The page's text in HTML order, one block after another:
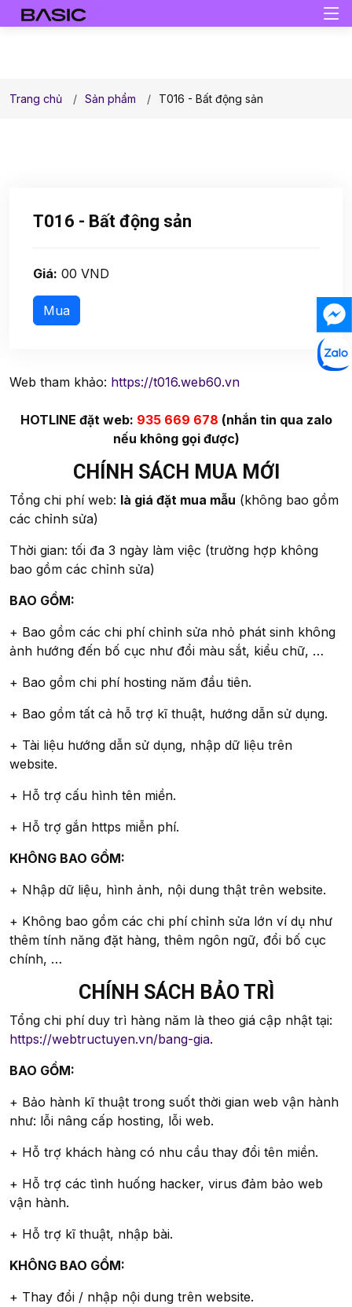
Trang chủ Sản phẩm T016 - Bất động sản
T016 - Bất động sản
Giá: 00 VND
Web tham khảo: https://t016.web60.vn
HOTLINE đặt web: 935 669 678 (nhắn tin qua zalo
nếu không gọi được)
CHÍNH SÁCH MUA MỚI
Tổng chi phí web: là giá đặt mua mẫu (không bao gồm
các chỉnh sửa)
Thời gian: tối đa 3 ngày làm việc (trường hợp không
bao gồm các chỉnh sửa)
BAO GỒM:
+ Bao gồm các chi phí chỉnh sửa nhỏ phát sinh không
ảnh hướng đến bố cục như đổi màu sắt, kiểu chữ, …
+ Bao gồm chi phí hosting năm đầu tiên.
+ Bao gồm tất cả hỗ trợ kĩ thuật, hướng dẫn sử dụng.
+ Tài liệu hướng dẫn sử dụng, nhập dữ liệu trên
website.
+ Hỗ trợ cấu hình tên miền.
+ Hỗ trợ gắn https miễn phí.
KHÔNG BAO GỒM:
+ Nhập dữ liệu, hình ảnh, nội dung thật trên website.
+ Không bao gồm các chi phí chỉnh sửa lớn ví dụ như
thêm tính năng đặt hàng, thêm ngôn ngữ, đổi bố cục
chính, …
CHÍNH SÁCH BẢO TRÌ
Tổng chi phí duy trì hàng năm là theo giá cập nhật tại:
https://webtructuyen.vn/bang-gia.
BAO GỒM:
+ Bảo hành kĩ thuật trong suốt thời gian web vận hành
như: lỗi nâng cấp hosting, lỗi web.
+ Hỗ trợ khách hàng có nhu cầu thay đổi tên miền.
+ Hỗ trợ các tình huống hacker, virus đảm bảo web
vận hành.
+ Hỗ trợ kĩ thuật, nhập bài.
KHÔNG BAO GỒM:
+ Thay đổi / nhập nội dung trên website.